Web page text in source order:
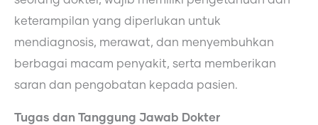
keterampilan yang diperlukan untuk
mendiagnosis, merawat, dan menyembuhkan
berbagai macam penyakit, serta memberikan
saran dan pengobatan kepada pasien.
Tugas dan Tanggung Jawab Dokter